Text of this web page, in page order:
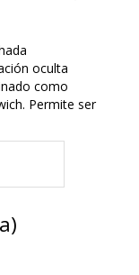
oculta
como
Permite ser